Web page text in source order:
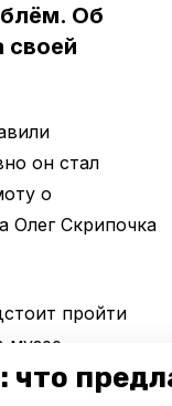
что
Об
своей
он стал
о
Олег Скрипочка
пройти
— отметил